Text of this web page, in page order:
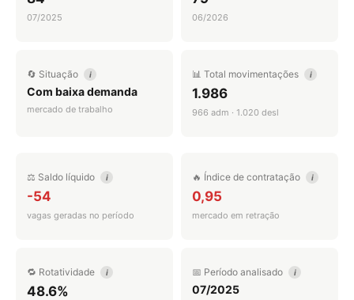
07/2025 06/2026
🔄 Situação i
Com baixa demanda
mercado de trabalho
📊 Total movimentações i
1.986
966 adm · 1.020 desl
⚖️ Saldo líquido i
-54
vagas geradas no período
🔥 Índice de contratação i
0,95
mercado em retração
🔁 Rotatividade i
48.6%
📅 Período analisado i
07/2025